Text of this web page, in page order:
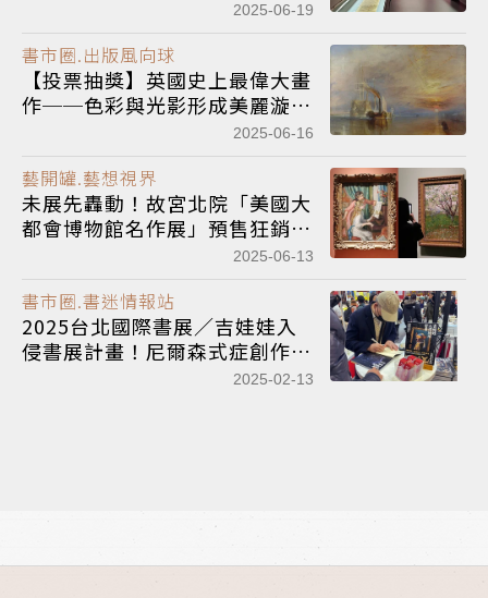
2025-06-19
書市圈.出版風向球
【投票抽獎】英國史上最偉大畫
作──色彩與光影形成美麗漩
渦，烘托出藝術家悲天憫人的情
2025-06-16
藝開罐.藝想視界
未展先轟動！故宮北院「美國大
都會博物館名作展」預售狂銷
2025-06-13
書市圈.書迷情報站
2025台北國際書展／吉娃娃入
侵書展計畫！尼爾森式症創作分
2025-02-13